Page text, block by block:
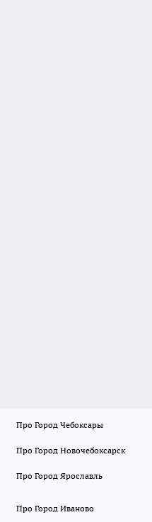
Про Город Чебоксары
Про Город Новочебоксарск
Про Город Ярославль
Про Город Иваново